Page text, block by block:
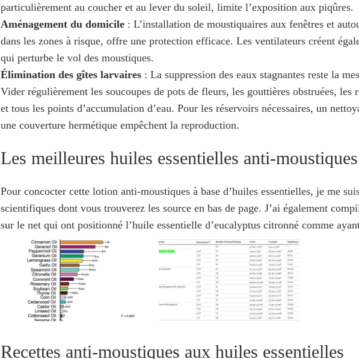
particulièrement au coucher et au lever du soleil, limite l’exposition aux piqûres.
Aménagement du domicile: L’installation de moustiquaires aux fenêtres et
dans les zones à risque, offre une protection efficace. Les ventilateurs créent
qui perturbe le vol des moustiques.
Élimination des gîtes larvaires: La suppression des eaux stagnantes reste la
Vider régulièrement les soucoupes de pots de fleurs, les gouttières obstruées, les
et tous les points d’accumulation d’eau. Pour les réservoirs nécessaires, un
une couverture hermétique empêchent la reproduction.
Les meilleures huiles essentielles anti-moustiques
Pour concocter cette lotion anti-moustiques à base d’huiles essentielles, je me
scientifiques dont vous trouverez les source en bas de page. J’ai également
sur le net qui ont positionné l’huile essentielle d’eucalyptus citronné comme
Recettes anti-moustiques aux huiles essentielles